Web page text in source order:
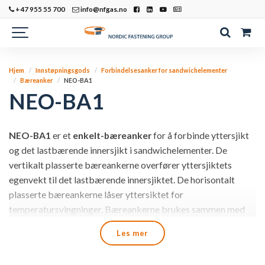
+47 955 55 700 info@nfgas.no
Hjem Innstøpningsgods
Forbindelsesanker for sandwichelementer
Bæreanker
NEO-BA1
NEO-BA1
NEO-BA1 er et enkelt-bæreankerfor å forbinde yttersjikt
og det lastbærende innersjikt i sandwichelementer. De
vertikalt plasserte bæreankerne overfører yttersjiktets
egenvekt til det lastbærende innersjiktet. De horisontalt
plasserte bæreankerne låser yttersiktet for
temperatursvingninger. Bæreankerne brukes sammen med
bøyler til å ta opp sugkrefter ved avforming, samt
vindpåvirkning når elementet er montert.
Les mer